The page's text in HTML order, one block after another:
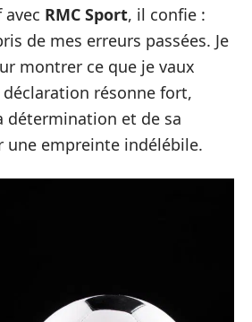
RMC Sport, il confie :
de mes erreurs passées. Je
montrer ce que je vaux
résonne fort,
détermination et de sa
une empreinte indélébile.